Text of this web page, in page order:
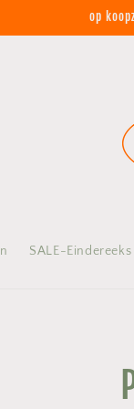
op
SALE-Eindereeks